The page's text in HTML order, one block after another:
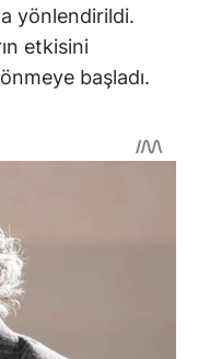
yönlendirildi.
etkisini
başladı.